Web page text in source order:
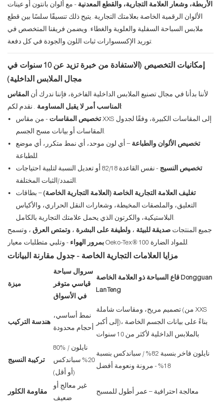
الأربطة، وشعار العلامة التجارية، والقطع المعدنية - مع ألوان بانتون أو عينات
الألوان الرقمية الخاصة بعلامتك التجارية. يتيح ذلك تنسيقًا سلسًا بين قطع
ملابس السباحة السفلية والعلوية والغطاء. ويضمن فريقنا المتخصص في
توريد الإكسسوارات ثبات اللون والجودة في كل دفعة.
إمكانيات التخصيص (الاستفادة من خبرة تزيد عن 10 سنوات في
مجال الملابس الداخلية)
لأننا بدأنا في مجال تصنيع الملابس الداخلية الفاخرة، فإننا ندرك أن المقاس
المناسب أمر لا يقبل المساومة. نقدم لكم:
تخصيص المقاسات - من مقاس XXS إلى المقاسات الكبيرة، وفقًا لجدول
المقاسات أو بيانات مسح الجسم.
تخصيص الألوان والطباعة – أي لون موحد، أي نمط متكرر، أي موضع
للطباعة.
تخصيص النسيج
- نفس القاعدة 82/18 أو تعديل النسبة لتلبية احتياجات
التمدد/الثبات المختلفة.
تغليف العلامة التجارية الخاصة (العلامة التجارية الخاصة)– بطاقات
التعليق، والملصقات المخيطة، وشعارات النقل الحراري، والأكياس
البلاستيكية، والكرتون الذي يحمل علامتك التجارية بالكامل.
جميع المنتجات صديقة للبيئة ، ولطيفة على البشرة ، وتمتص العرق ، وتسمح
بمرور الهواء
- وتلبي متطلبات معيار Oeko-Tex® 100 للمواد الضارة.
مزايا العلامات التجارية الخاصة - جدول مقارنة البيانات
ميزة
سروال سباحة
قياسي متوفر
في الأسواق
قاع السباحة ذو العلامة الخاصة Dongguan
LanTeng
هندسة التركيب
نمط أساسي،
أحجام محدودة
تصميم مريح، ومقاسات شاملة (من XXS
إلى أكبر)، بناءً على بيانات الجسم الخاصة
بالملابس الداخلية لأكثر من 10 سنوات
تركيبة النسيج
80% نايلون /
20% سباندكس
(أو أقل)
نايلون فاخر بنسبة 82% / سباندكس بنسبة
18% - مرونة ونعومة أفضل
مقاومة الكلور
غير معالج أو
ضعيف
معالجة احترافية – عمر أطول للمسبح